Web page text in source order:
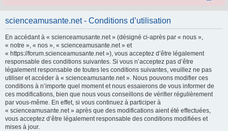
scienceamusante.net - Conditions d’utilisation
En accédant à « scienceamusante.net » (désigné ci-après par « nous »,
« notre », « nos », « scienceamusante.net » et
« https://forum.scienceamusante.net »), vous acceptez d’être légalement
responsable des conditions suivantes. Si vous n’acceptez pas d’être
légalement responsable de toutes les conditions suivantes, veuillez ne pas
utiliser et accéder à « scienceamusante.net ». Nous pouvons modifier ces
conditions à n’importe quel moment et nous essaierons de vous informer de
ces modifications, bien que nous vous conseillons de vérifier régulièrement
par vous-même. En effet, si vous continuez à participer à
« scienceamusante.net » après que des modifications aient été effectuées,
vous acceptez d’être légalement responsable des conditions modifiées et
mises à jour.